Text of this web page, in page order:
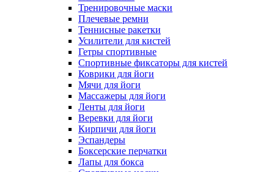
Тренировочные маски
Плечевые ремни
Теннисные ракетки
Усилители для кистей
Гетры спортивные
Спортивные фиксаторы для кистей
Коврики для йоги
Мячи для йоги
Массажеры для йоги
Ленты для йоги
Веревки для йоги
Кирпичи для йоги
Эспандеры
Боксерские перчатки
Лапы для бокса